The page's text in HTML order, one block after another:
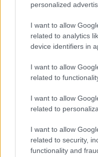
personalized
I want to allow
related to analytics
device identifiers in
I want to allow
related to
I want to allow
related to
I want to allow
related to security,
functionality and
κυβέρνηση
εταιρειών καπνού
μετέπειτα των
κλίμα.Έλεγαν οι
υπάρχει
κλιματικών
γνώριζαν ότι
η ελληνική
επιβεβαιωθεί η